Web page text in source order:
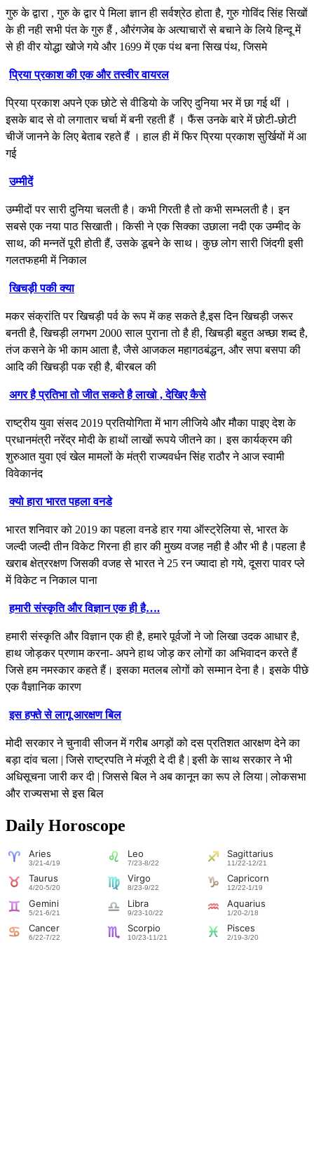
गुरु के द्वारा , गुरु के द्वार पे मिला ज्ञान ही सर्वश्रेठ होता है, गुरु गोविंद सिंह सिखों
के ही नही सभी पंत के गुरु हैं , औरंगजेब के अत्याचारों से बचाने के लिये हिन्दू में
से ही वीर योद्धा खोजे गये और 1699 में एक पंथ बना सिख पंथ, जिसमे
प्रिया प्रकाश की एक और तस्वीर वायरल
प्रिया प्रकाश अपने एक छोटे से वीडियाे के जरिए दुनिया भर में छा गई थीं ।
इसके बाद से वो लगातार चर्चा में बनी रहती हैं । फैंस उनके बारे में छोटी-छोटी
चीजें जानने के लिए बेताब रहते हैं । हाल ही में फिर प्रिया प्रकाश सुर्खियों में आ
गई
उम्मीदें
उम्मीदों पर सारी दुनिया चलती है। कभी गिरती है तो कभी सम्भलती है। इन
सबसे एक नया पाठ सिखाती। किसी ने एक सिक्का उछाला नदी एक उम्मीद के
साथ, की मन्नतें पूरी होती हैं, उसके डूबने के साथ। कुछ लोग सारी जिंदगी इसी
गलतफहमी में निकाल
खिचड़ी पकी क्या
मकर संक्रांति पर खिचड़ी पर्व के रूप में कह सकते है,इस दिन खिचड़ी जरूर
बनती है, खिचड़ी लगभग 2000 साल पुराना तो है ही, खिचड़ी बहुत अच्छा शब्द है,
तंज कसने के भी काम आता है, जैसे आजकल महागठबंद्धन, और सपा बसपा की
आदि की खिचड़ी पक रही है, बीरबल की
अगर है प्रतिभा तो जीत सकते है लाखो , देखिए कैसे
राष्ट्रीय युवा संसद 2019 प्रतियोगिता में भाग लीजिये और मौका पाइए देश के
प्रधानमंत्री नरेंद्र मोदी के हाथों लाखों रूपये जीतने का। इस कार्यक्रम की
शुरुआत युवा एवं खेल मामलों के मंत्री राज्यवर्धन सिंह राठौर ने आज स्वामी
विवेकानंद
क्यो हारा भारत पहला वनडे
भारत शनिवार को 2019 का पहला वनडे हार गया ऑस्ट्रेलिया से, भारत के
जल्दी जल्दी तीन विकेट गिरना ही हार की मुख्य वजह नही है और भी है।पहला है
खराब क्षेत्ररक्षण जिसकी वजह से भारत ने 25 रन ज्यादा हो गये, दूसरा पावर प्ले
में विकेट न निकाल पाना
हमारी संस्कृति और विज्ञान एक ही है….
हमारी संस्कृति और विज्ञान एक ही है, हमारे पूर्वजों ने जो लिखा उदक आधार है,
हाथ जोड़कर प्रणाम करना- अपने हाथ जोड़ कर लोगों का अभिवादन करते हैं
जिसे हम नमस्कार कहते हैं। इसका मतलब लोगों को सम्मान देना है। इसके पीछे
एक वैज्ञानिक कारण
इस हफ्ते से लागू आरक्षण बिल
मोदी सरकार ने चुनावी सीजन में गरीब अगड़ों को दस प्रतिशत आरक्षण देने का
बड़ा दांव चला | जिसे राष्ट्रपति ने मंजूरी दे दी है | इसी के साथ सरकार ने भी
अधिसूचना जारी कर दी | जिससे बिल ने अब कानून का रूप ले लिया | लोकसभा
और राज्यसभा से इस बिल
Daily Horoscope